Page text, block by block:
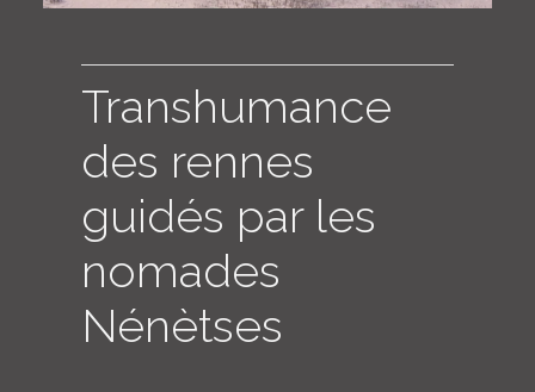
LOGIN
Transhumance
des rennes
guidés par les
nomades
Nénètses